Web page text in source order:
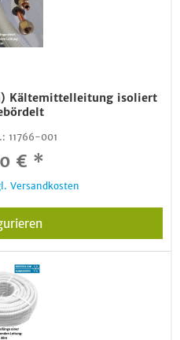
Kältemittelleitung isoliert
11766-001
€ *
Versandkosten